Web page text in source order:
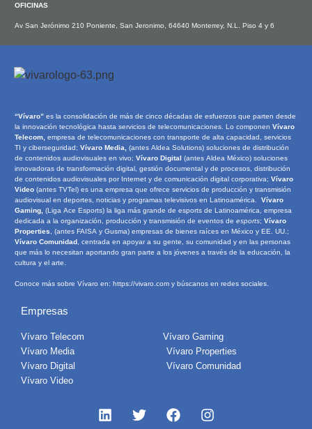
OFICINAS
Av San Jerónimo 210 Poniente, San Jeronimo, 64640 Monterrey, N.L. Piso 4 y 6
“Vívaro” es la consolidación de más de cinco décadas de esfuerzos que parten desde
la innovación tecnológica hasta servicios de telecomunicaciones. Lo componen Vívaro
Telecom, empresa de telecomunicaciones con transporte de alta capacidad, servicios
TI y ciberseguridad; Vívaro Media, (antes Aldea Solutions) soluciones de distribución
de contenidos audiovisuales en vivo; Vívaro Digital (antes Aldea México) soluciones
innovadoras de transformación digital, gestión documental y de procesos, distribución
de contenidos audiovisuales por Internet y de comunicación digital corporativa; Vívaro
Video (antes TVTel) es una empresa que ofrece servicios de producción y transmisión
audiovisual en deportes, noticias y programas televisivos en Latinoamérica. Vívaro
Gaming, (Liga Ace Esports) la liga más grande de esports de Latinoamérica, empresa
dedicada a la organización, producción y transmisión de eventos de esports; Vívaro
Properties, (antes FAISA y Gusma) empresas de bienes raíces en México y EE. UU.;
Vívaro Comunidad, centrada en apoyar a su gente, su comunidad y en las personas
que más lo necesitan aportando gran parte a los jóvenes a través de la educación, la
cultura y el arte.
Conoce más sobre Vívaro en: https://vivaro.com y búscanos en redes sociales.
Empresas
Vívaro Telecom
Vívaro Media
Vívaro Digital
Vívaro Video
Vívaro Gaming
Vívaro Properties
Vívaro Comunidad